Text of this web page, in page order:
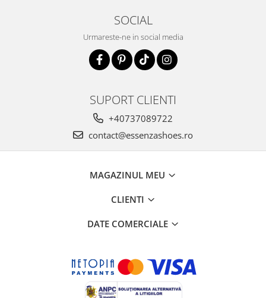
SOCIAL
Urmareste-ne in social media
SUPORT CLIENTI
+40737089722
contact@essenzashoes.ro
MAGAZINUL MEU
CLIENTI
DATE COMERCIALE